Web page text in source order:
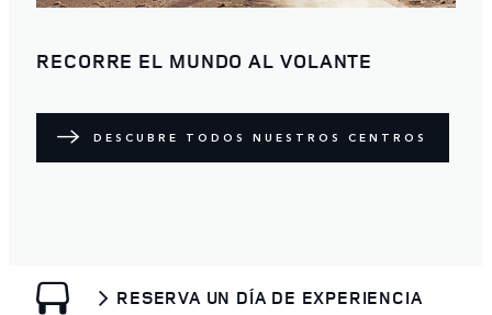
RECORRE EL MUNDO AL VOLANTE
DESCUBRE TODOS NUESTROS CENTROS
RESERVA UN DÍA DE EXPERIENCIA